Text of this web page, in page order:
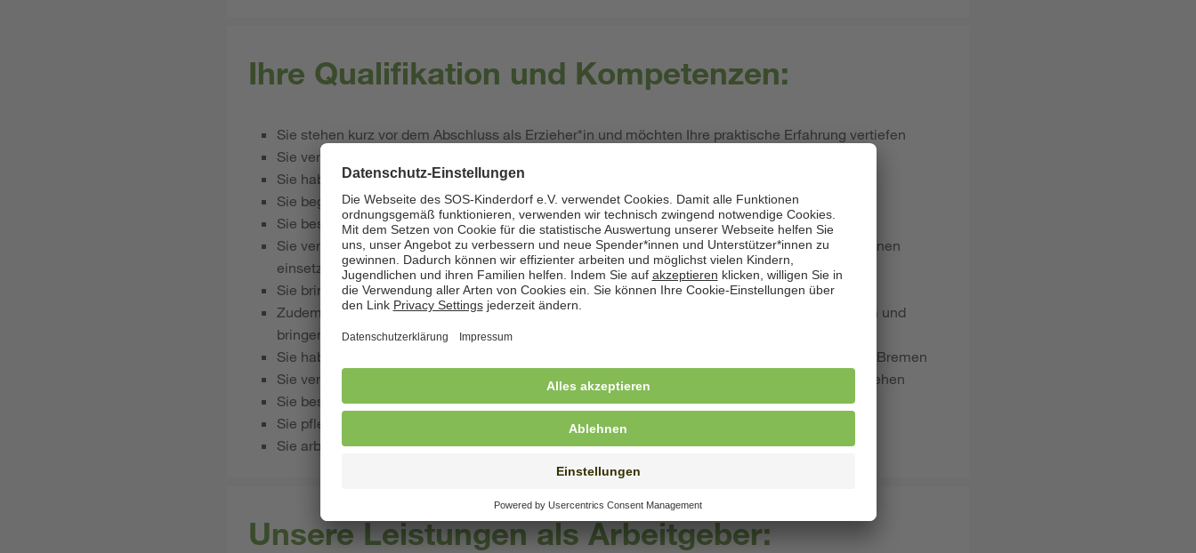
Ihre Qualifikation und Kompetenzen:
Sie stehen kurz vor dem Abschluss als Erzieher*in und möchten Ihre praktische Erfahrung vertiefen
Sie verfügen über interkulturelle Kompetenzen; eigene Migrationserfahrung ist von Vorteil
Sie haben Freude an der Arbeit mit Kindern
Sie begegnen den Kindern in Notsituationen mit viel Wertschätzung und Empathie
Sie besitzen Einfühlungsvermögen, allerdings auch Durchsetzungsvermögen
Sie verfügen über Stressresistenz und Konfliktfähigkeit, die Sie sicher in stressreichen Situationen
einsetzen
Sie bringen Flexibilität in Bezug auf die regelmäßig wechselnden Belegungen mit
Zudem haben Sie Freude an der fachlichen Auseinandersetzung im multiprofessionellen Team und
bringen die Bereitschaft zur Reflexion des eigenen Handelns mit
Sie haben Interesse und Lust an der Mitgestaltung des neu entstandenen Geschwisterhauses Bremen
Sie verstehen sich als Teamplayer und es ist Ihnen wichtig, mit anderen an einem Strang zu ziehen
Sie besitzen idealerweise einen Führerschein der Klasse B.
Sie pflegen einen wertschätzenden Umgang vor dem Hintergrund kultureller Vielfalt.
Sie arbeiten selbstständig und verantwortungsbewusst.
Unsere Leistungen als Arbeitgeber: